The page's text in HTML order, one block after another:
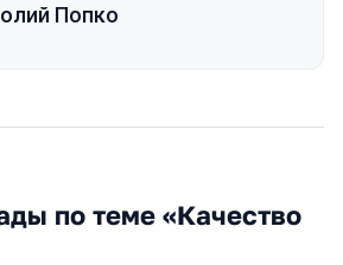
Попко
по теме «Качество